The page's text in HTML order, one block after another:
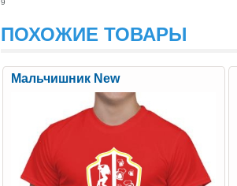
9
ПОХОЖИЕ ТОВАРЫ
Мальчишник New